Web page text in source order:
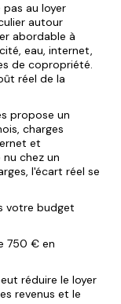
au loyer
autour
abordable à
eau, internet,
de copropriété.
réel de la
propose un
charges
et
chez un
l'écart réel se
votre budget
750 € en
réduire le loyer
revenus et le